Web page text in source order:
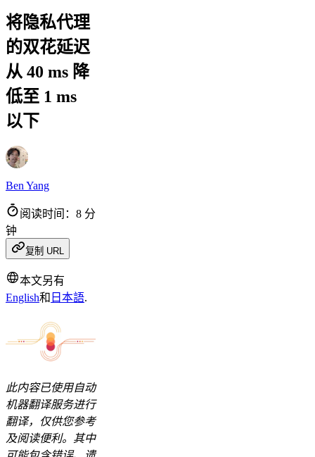
将隐私代理
的双花延迟
从 40 ms 降
低至 1 ms
以下
Ben Yang
阅读时间：8 分
钟
复制 URL
本文另有
English和 日本語.
此内容已使用自动
机器翻译服务进行
翻译，仅供您参考
及阅读便利。其中